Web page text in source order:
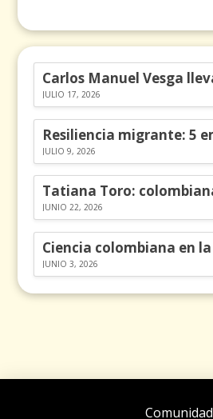
JULIO 17, 2026
JULIO 9, 2026
JUNIO 22, 2026
JUNIO 3, 2026
Comunidad